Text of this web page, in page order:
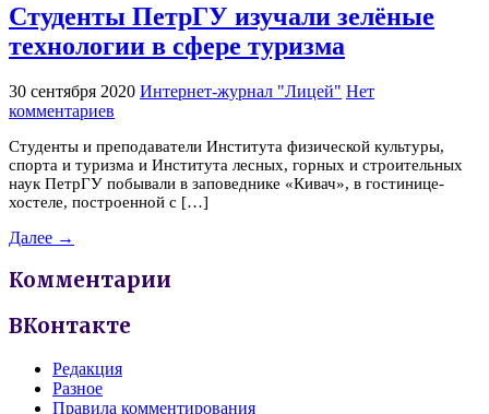
Студенты ПетрГУ изучали зелёные
технологии в сфере туризма
30 сентября 2020 Интернет-журнал "Лицей" Нет
комментариев
Студенты и преподаватели Института физической культуры,
спорта и туризма и Института лесных, горных и строительных
наук ПетрГУ побывали в заповеднике «Кивач», в гостинице-
хостеле, построенной с […]
Далее →
Комментарии
ВКонтакте
Редакция
Разное
Правила комментирования